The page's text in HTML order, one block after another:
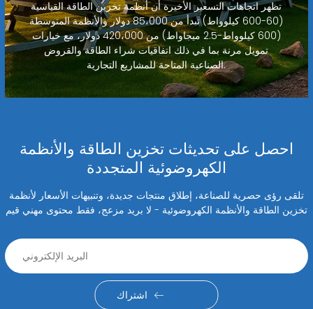
تظهر اتجاهات التسعير الأخيرة أن أنظمة تخزين الطاقة القياسية
(60-600 كيلوواط) تبدأ من 85،000 دولار والأنظمة المتوسطة
(600 كيلوواط-2.5 ميجاواط) من 420،000 دولار، مع خيارات
تمويل مرنة بما في ذلك اتفاقيات شراء الطاقة والقروض
الصناعية المتاحة للمشاريع التجارية.
احصل على تحديثات تخزين الطاقة والأنظمة
الكهروضوئية المتجددة
تلقى رؤى حصرية للصناعة، إطلاق منتجات جديدة، وتنبيهات الأسعار لأنظمة
تخزين الطاقة والأنظمة الكهروضوئية - لا بريد مزعج، فقط محتوى مهني قيم
اشتراك